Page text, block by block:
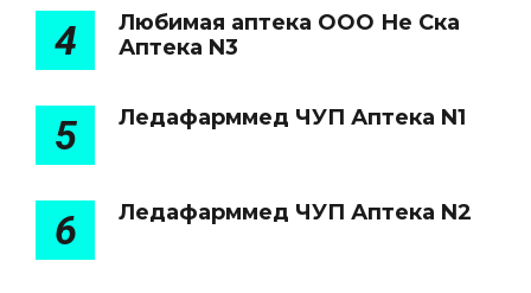
4
Любимая аптека ООО Не Ска
Аптека N3
5 Ледафарммед ЧУП Аптека N1
6 Ледафарммед ЧУП Аптека N2